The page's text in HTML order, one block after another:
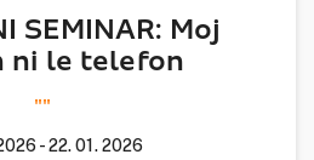
SEMINAR: Moj
ni le telefon
""
- 22. 01. 2026